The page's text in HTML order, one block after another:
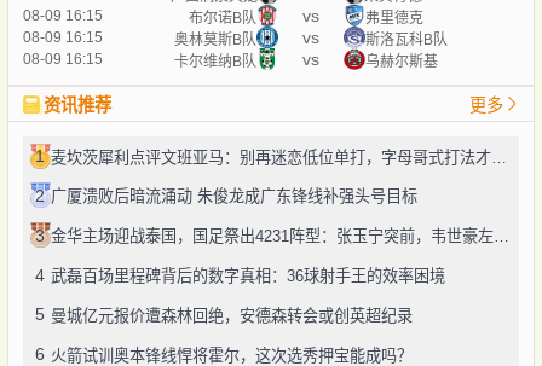
08-09 16:15
布尔诺B队 vs
弗里德克
08-09 16:15
奥林莫斯B队 vs
斯洛瓦科B队
08-09 16:15
卡尔维纳B队 vs 乌赫尔斯基
资讯推荐 更多
1 麦坎茨犀利点评文班亚马：别再迷恋低位单打，字母哥式打法才是未来
2 广厦溃败后暗流涌动 朱俊龙成广东锋线补强头号目标
3 金华主场迎战泰国，国足祭出4231阵型：张玉宁突前，韦世豪左路驰骋
4 武磊百场里程碑背后的数字真相：36球射手王的效率困境
5 曼城亿元报价遭森林回绝，安德森转会或创英超纪录
6 火箭试训奥本锋线悍将霍尔，这次选秀押宝能成吗？